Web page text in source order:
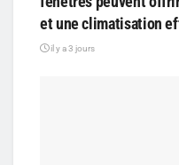
et une climatisation
il y a 3 jours